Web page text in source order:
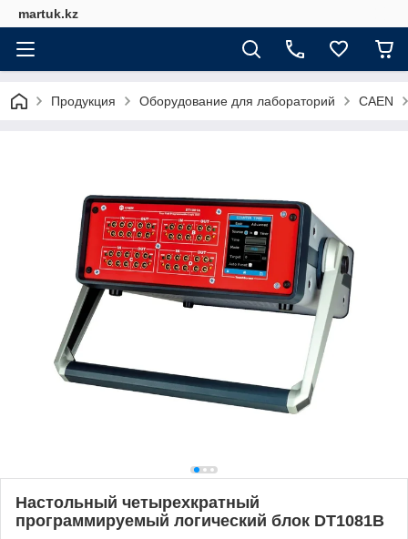
martuk.kz
Продукция Оборудование для лабораторий CAEN
Настольный четырехкратный
программируемый логический блок DT1081B